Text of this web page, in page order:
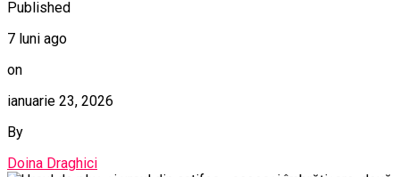
Published
7 luni ago
on
ianuarie 23, 2026
By
Doina Draghici